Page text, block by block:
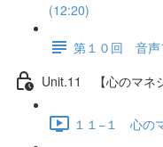
(12:20)
第１０回 音声
Unit.11 【心のマネ
１１−１ 心の